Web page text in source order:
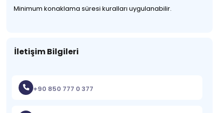
Minimum konaklama süresi kuralları uygulanabilir.
İletişim Bilgileri
+90 850 777 0 377